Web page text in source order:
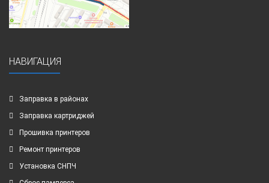
НАВИГАЦИЯ
Заправка в районах
Заправка картриджей
Прошивка принтеров
Ремонт принтеров
Установка СНПЧ